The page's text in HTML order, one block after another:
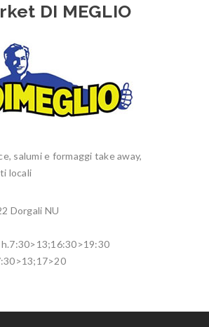
DI MEGLIO
salumi e formaggi take away,
locali
Dorgali NU